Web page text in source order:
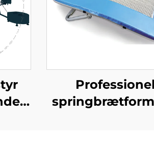
Professionel